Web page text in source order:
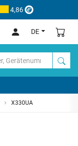
4,86
DE
X330UA